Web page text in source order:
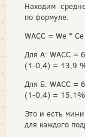
Находим
по формуле:
WACC = We *
Для А: WACC
(1-0,4) = 13,9
Для Б: WACC
(1-0,4) = 15,1%
Это и есть
для каждого